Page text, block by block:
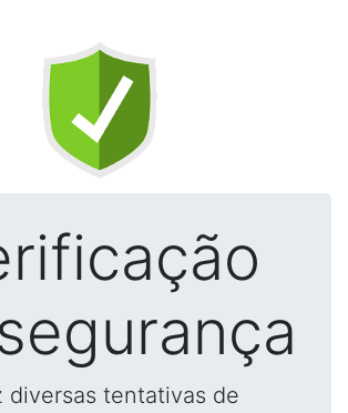
diversas tentativas de